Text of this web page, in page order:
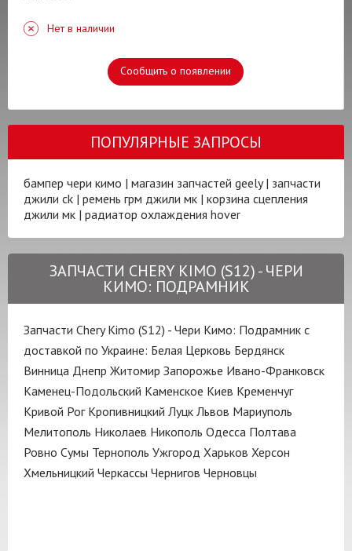
Нет в наличии
Сообщить о появлении
ПОПУЛЯРНЫЕ ЗАПРОСЫ
бампер чери кимо | магазин запчастей geely| запчасти
джили ck | ремень грм джили мк | корзина сцепления
джили мк | радиатор охлаждения hover
ЗАПЧАСТИ CHERY KIMO (S12) - ЧЕРИ
КИМО: ПОДРАМНИК
Запчасти Chery Kimo (S12) - Чери Кимо: Подрамник с
доставкой по Украине: Белая Церковь Бердянск
Винница Днепр Житомир Запорожье Ивано-Франковск
Каменец-Подольский Каменское Киев Кременчуг
Кривой Рог Кропивницкий Луцк Львов Мариуполь
Мелитополь Николаев Никополь Одесса Полтава
Ровно Сумы Тернополь Ужгород Харьков Херсон
Хмельницкий Черкассы Чернигов Черновцы